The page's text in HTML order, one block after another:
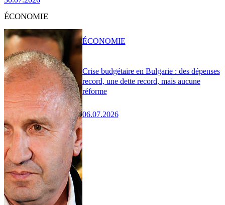
ÉCONOMIE
Crise budgétaire en Bulgarie : des dépenses
record, une dette record, mais aucune
réforme
06.07.2026
ÉCONOMIE